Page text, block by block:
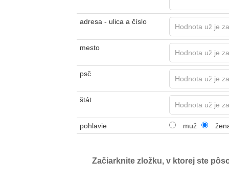
adresa - ulica a číslo
mesto
psč
štát
pohlavie muž
Začiarknite zložku, v ktorej ste